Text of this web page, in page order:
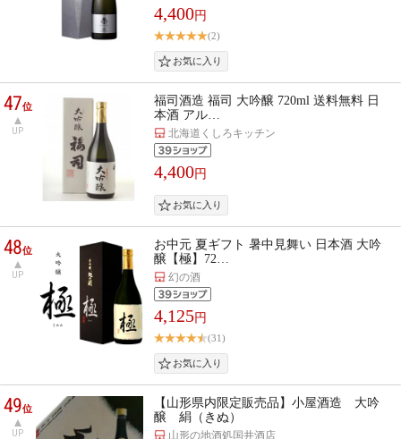
4,400円
(2)
47位
UP
福司酒造 福司 大吟醸 720ml 送料無料 日
本酒 アル…
北海道くしろキッチン
4,400円
48位
UP
お中元 夏ギフト 暑中見舞い 日本酒 大吟
醸【極】72…
幻の酒
4,125円
(31)
49位
UP
【山形県内限定販売品】小屋酒造 大吟
醸 絹（きぬ）
山形の地酒処国井酒店